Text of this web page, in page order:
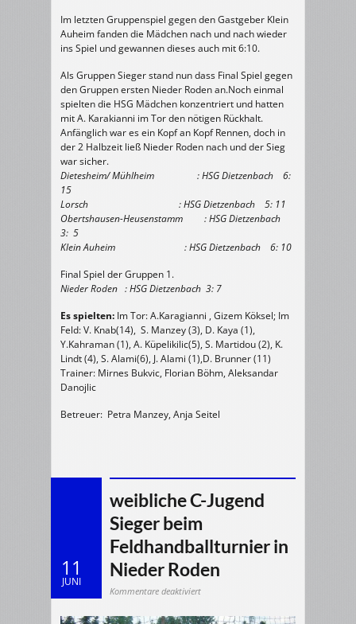
Im letzten Gruppenspiel gegen den Gastgeber Klein
Auheim fanden die Mädchen nach und nach wieder
ins Spiel und gewannen dieses auch mit 6:10.
Als Gruppen Sieger stand nun dass Final Spiel gegen
den Gruppen ersten Nieder Roden an.Noch einmal
spielten die HSG Mädchen konzentriert und hatten
mit A. Karakianni im Tor den nötigen Rückhalt.
Anfänglich war es ein Kopf an Kopf Rennen, doch in
der 2 Halbzeit ließ Nieder Roden nach und der Sieg
war sicher.
Dietesheim/ Mühlheim : HSG Dietzenbach 6:
15
Lorsch : HSG Dietzenbach 5: 11
Obertshausen-Heusenstamm : HSG Dietzenbach
3: 5
Klein Auheim : HSG Dietzenbach 6: 10
Final Spiel der Gruppen 1.
Nieder Roden : HSG Dietzenbach 3: 7
Es spielten: Im Tor: A.Karagianni , Gizem Köksel; Im
Feld: V. Knab(14), S. Manzey (3), D. Kaya (1),
Y.Kahraman (1), A. Küpelikilic(5), S. Martidou (2), K.
Lindt (4), S. Alami(6), J. Alami (1),D. Brunner (11)
Trainer: Mirnes Bukvic, Florian Böhm, Aleksandar
Danojlic
Betreuer: Petra Manzey, Anja Seitel
11
JUNI
weibliche C-Jugend
Sieger beim
Feldhandballturnier in
Nieder Roden
Kommentare deaktiviertfür
Jugend